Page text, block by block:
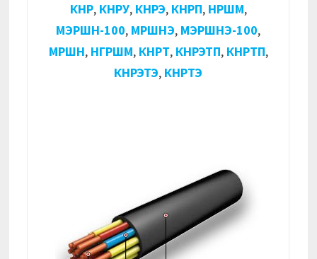
КНР, КНРУ, КНРЭ, КНРП, НРШМ,
МЭРШН-100, МРШНЭ, МЭРШНЭ-100,
МРШН, НГРШМ, КНРТ, КНРЭТП, КНРТП,
КНРЭТЭ, КНРТЭ